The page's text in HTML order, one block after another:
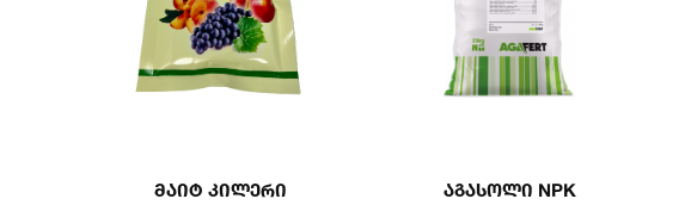
Მაიტ Კილერი
Აგასოლი NPK